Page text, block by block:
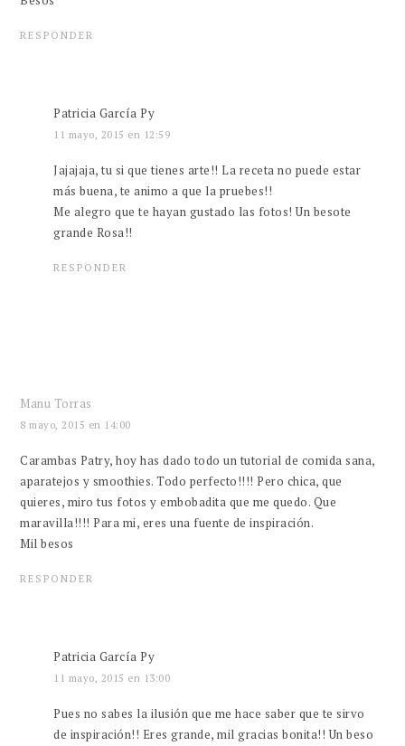
RESPONDER
Patricia García Py
11 mayo, 2015 en 12:59
Jajajaja, tu si que tienes arte!! La receta no puede estar
más buena, te animo a que la pruebes!!
Me alegro que te hayan gustado las fotos! Un besote
grande Rosa!!
RESPONDER
Manu Torras
8 mayo, 2015 en 14:00
Carambas Patry, hoy has dado todo un tutorial de comida sana,
aparatejos y smoothies. Todo perfecto!!!! Pero chica, que
quieres, miro tus fotos y embobadita que me quedo. Que
maravilla!!!! Para mi, eres una fuente de inspiración.
Mil besos
RESPONDER
Patricia García Py
11 mayo, 2015 en 13:00
Pues no sabes la ilusión que me hace saber que te sirvo
de inspiración!! Eres grande, mil gracias bonita!! Un beso